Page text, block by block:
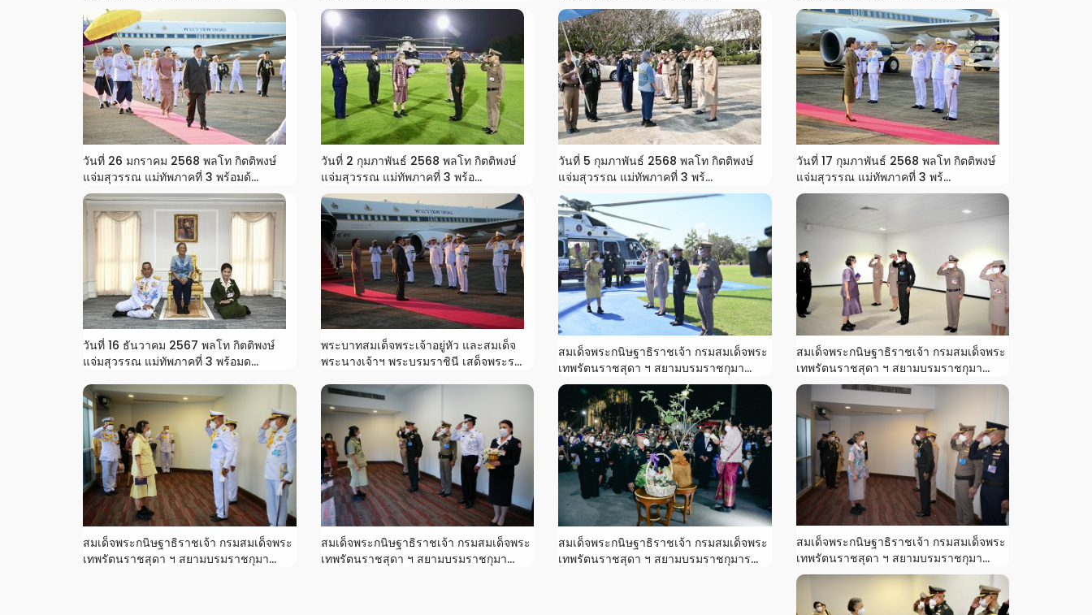
วันที่ 26 มกราคม 2568 พลโท กิตติพงษ์
แจ่มสุวรรณ แม่ทัพภาคที่ 3 พร้อมด้...
วันที่ 2 กุมภาพันธ์ 2568 พลโท กิตติพงษ์
แจ่มสุวรรณ แม่ทัพภาคที่ 3 พร้อ...
วันที่ 5 กุมภาพันธ์ 2568 พลโท กิตติพงษ์
แจ่มสุวรรณ แม่ทัพภาคที่ 3 พร้...
วันที่ 17 กุมภาพันธ์ 2568 พลโท กิตติพงษ์
แจ่มสุวรรณ แม่ทัพภาคที่ 3 พร้...
วันที่ 16 ธันวาคม 2567 พลโท กิตติพงษ์
แจ่มสุวรรณ แม่ทัพภาคที่ 3 พร้อมด...
พระบาทสมเด็จพระเจ้าอยู่หัว และสมเด็จ
พระนางเจ้าฯ พระบรมราชินี เสด็จพระร...
สมเด็จพระกนิษฐาธิราชเจ้า กรมสมเด็จพระ
เทพรัตนราชสุดา ฯ สยามบรมราชกุมา...
สมเด็จพระกนิษฐาธิราชเจ้า กรมสมเด็จพระ
เทพรัตนราชสุดา ฯ สยามบรมราชกุมา...
สมเด็จพระกนิษฐาธิราชเจ้า กรมสมเด็จพระ
เทพรัตนราชสุดา ฯ สยามบรมราชกุมา...
สมเด็จพระกนิษฐาธิราชเจ้า กรมสมเด็จพระ
เทพรัตนราชสุดา ฯ สยามบรมราชกุมา...
สมเด็จพระกนิษฐาธิราชเจ้า กรมสมเด็จพระ
เทพรัตนราชสุดา ฯ สยามบรมราชกุมาร...
สมเด็จพระกนิษฐาธิราชเจ้า กรมสมเด็จพระ
เทพรัตนราชสุดา ฯ สยามบรมราชกุมา...